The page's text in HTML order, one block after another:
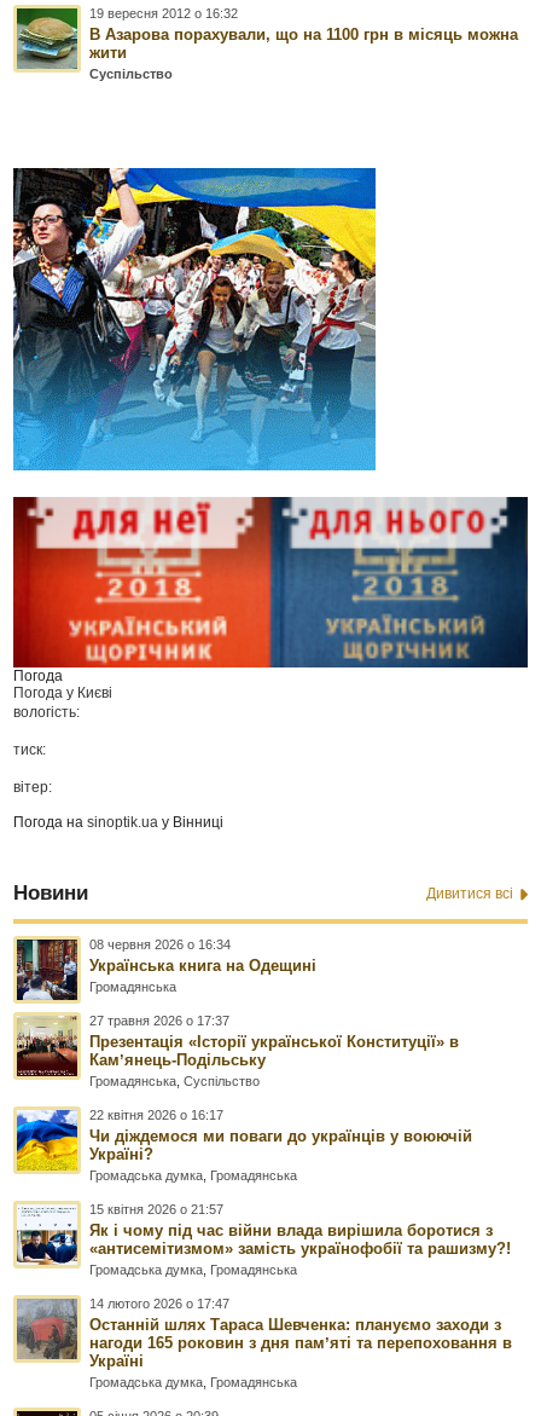
19 вересня 2012 о 16:32
В Азарова порахували, що на 1100 грн в місяць можна
жити
Суспільство
Погода
Погода у Києві
вологість:
тиск:
вітер:
Погода наsinoptik.ua у Вінниці
Новини Дивитися всі
08 червня 2026 о 16:34
Українська книга на Одещині
Громадянська
27 травня 2026 о 17:37
Презентація «Історії української Конституції» в
Камʼянець-Подільську
Громадянська ,Суспільство
22 квітня 2026 о 16:17
Чи діждемося ми поваги до українців у воюючій
Україні?
Громадська думка Громадянська
15 квітня 2026 о 21:57
Як і чому під час війни влада вирішила боротися з
«антисемітизмом» замість українофобії та рашизму?!
Громадська думка Громадянська
14 лютого 2026 о 17:47
Останній шлях Тараса Шевченка: плануємо заходи з
нагоди 165 роковин з дня памʼяті та перепоховання в
Україні
Громадська думка Громадянська